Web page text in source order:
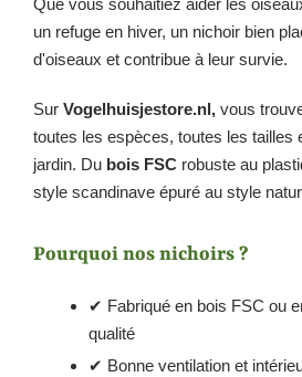
Que vous souhaitiez aider les
un refuge en hiver, un nichoir bien
d'oiseaux et contribue à leur survie.
Sur Vogelhuisjestore.nl, vous
toutes les espèces, toutes les tailles
jardin. Du bois FSC robuste au
style scandinave épuré au style
Pourquoi nos nichoirs ?
✔ Fabriqué en bois FSC ou
qualité
✔ Bonne ventilation et